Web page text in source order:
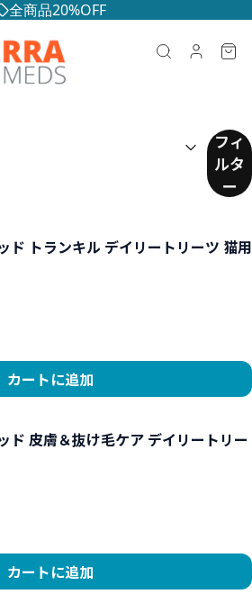
全商品20%OFF
(任意)
フィ
ルタ
ー
ド トランキル デイリートリーツ 猫用
カートに追加
ド 皮膚＆抜け毛ケア デイリートリー
カートに追加